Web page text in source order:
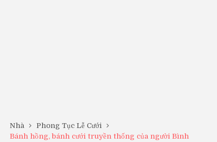
Nhà
Phong Tục Lễ Cưới
Bánh hồng, bánh cưới truyền thống của người Bình